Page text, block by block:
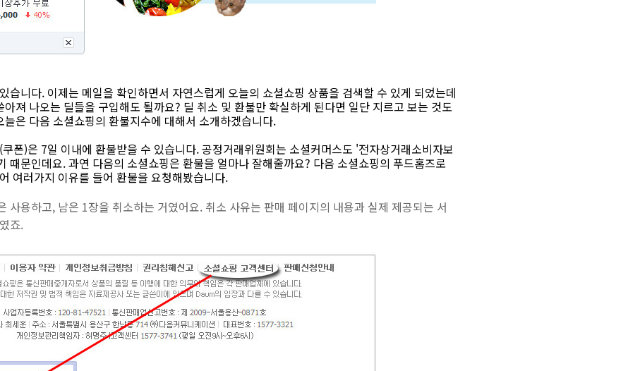
습니다. 이제는 메일을 확인하면서 자연스럽게 오늘의 쇼셜쇼핑 상품을 검색할 수 있게 되었는데
져 나오는 딜들을 구입해도 될까요? 딜 취소 및 환불만 확실하게 된다면 일단 지르고 보는 것도
은 다음 소셜쇼핑의 환불지수에 대해서 소개하겠습니다.
폰)은 7일 이내에 환불받을 수 있습니다. 공정거래위원회는 소셜커머스도 '전자상거래소비자보
때문인데요. 과연 다음의 소셜쇼핑은 환불을 얼마나 잘해줄까요? 다음 소셜쇼핑의 푸드홈즈로
여러가지 이유를 들어 환불을 요청해봤습니다.
사용하고, 남은 1장을 취소하는 거였어요. 취소 사유는 판매 페이지의 내용과 실제 제공되는 서
죠.